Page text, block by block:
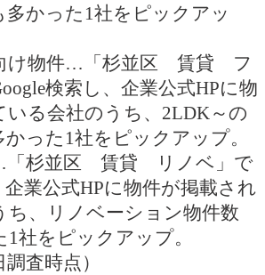
多かった1社をピックアッ
け物件…「杉並区 賃貸 フ
検索し、企業公式HPに物
いる会社のうち、2LDK～の
った1社をピックアップ。
「杉並区 賃貸 リノベ」で
企業公式HPに物件が掲載され
ち、リノベーション物件数
社をピックアップ。
調査時点）